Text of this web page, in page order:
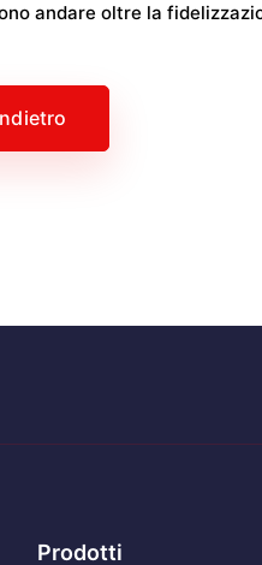
andare oltre la
Prodotti